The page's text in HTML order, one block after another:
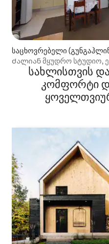
საცხოვრებელი
Ძალიან მყუდრო სტუდიო,
საზოგადოებრივი
ცენტრამდე, ერთი
ერთი გარე
სახლისთვის
კომფორტი